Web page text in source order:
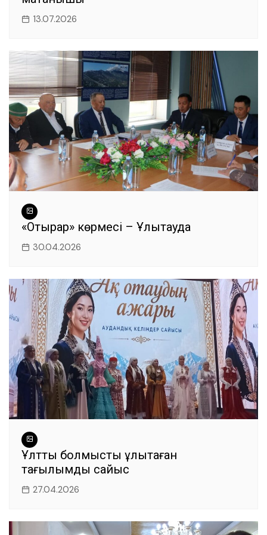
13.07.2026
«Отырар» көрмесі – Ұлытауда
30.04.2026
Ұлттық болмысты ұлықтаған
тағылымды сайыс
27.04.2026